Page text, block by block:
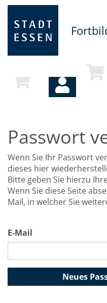
Passwort
Wenn Sie Ihr Passwort
dieses hier
Bitte geben Sie hierzu
Wenn Sie diese Seite
Mail, in welcher Sie
E-Mail
Neues